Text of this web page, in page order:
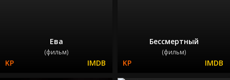
Ева
(фильм)
Бессмертный
(фильм)